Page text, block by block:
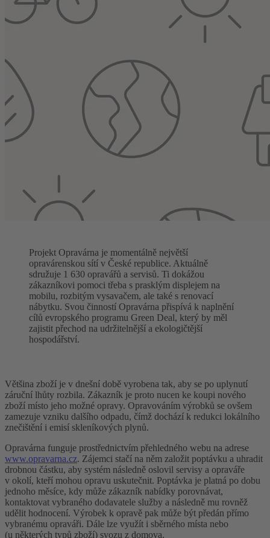
Projekt Opravárna je momentálně největší
opravárenskou sítí v České republice. Aktuálně
sdružuje 1 630 opravářů a servisů. Ti dokážou
zákazníkovi pomoci třeba s prasklým displejem na
mobilu, rozbitým vysavačem, ale také s renovací
nábytku. Svou činností Opravárna přispívá k naplnění
cílů evropského programu Green Deal, který by měl
zajistit přechod na udržitelnější a ekologičtější
hospodářství.
Většina zboží je v dnešní době vyrobena tak, aby se po uplynutí
záruční lhůty rozbila. Zákazník je proto nucen ke koupi nového
zboží místo jeho možné opravy. Opravováním výrobků se ovšem
zamezuje vzniku dalšího odpadu, čímž dochází k redukci lokálního
znečištění i emisí skleníkových plynů.
Opravárna funguje prostřednictvím přehledného webu na adrese
www.opravarna.cz. Zájemci stačí na něm založit poptávku a uhradit
drobnou částku, aby systém následně oslovil servisy a opraváře
v okolí, kteří mohou opravu uskutečnit. Poptávka je platná po dobu
jednoho měsíce, kdy může zákazník nabídky porovnávat,
kontaktovat vybraného dodavatele služby a následně mu rovněž
udělit hodnocení. Výrobek k opravě pak může být předán přímo
vybranému opraváři. Dále lze využít i sběrného místa nebo
(u některých typů zboží) svozu z domova.